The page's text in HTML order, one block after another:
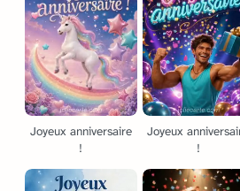
Joyeux anniversaire
!
Joyeux
!